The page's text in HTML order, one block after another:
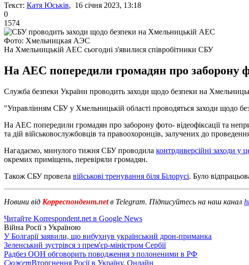
Текст: Катя Юськів, 16 січня 2023, 13:18
0
1574
Фото: Хмельницкая АЭС
На Хмельницькій АЕС сьогодні з'явилися співробітники СБУ
На АЕС попередили громадян про заборону
Служба безпеки України проводить заходи щодо безпеки на
"Управлінням СБУ у Хмельницькій області проводяться заходи щодо
На АЕС попередили громадян про заборону фото- відеофіксації та
та дій військовослужбовців та правоохоронців, залучених до
Нагадаємо, минулого тижня СБУ проводила контрдиверсійні заходи у
окремих приміщень, перевіряли громадян.
Також СБУ провела військові тренування біля Білорусі. Було
Новини від Корреспондент.netв Telegram. Підписуйтесь на наш канал
Читайте Korrespondent.net в Google News
Війна Росії з Україною
У Болгарії заявили, що вибухнув український дрон-приманка
Зеленський зустрівся з прем'єр-міністром Сербії
Радбез ООН обговорить поводження з полоненими в РФ
СюжетВторгнення Росії в Україну. Онлайн